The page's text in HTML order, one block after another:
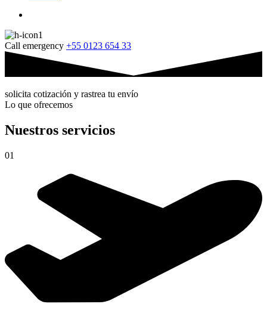
Call emergency +55 0123 654 33
solicita cotización y rastrea tu envío
Lo que ofrecemos
Nuestros servicios
01